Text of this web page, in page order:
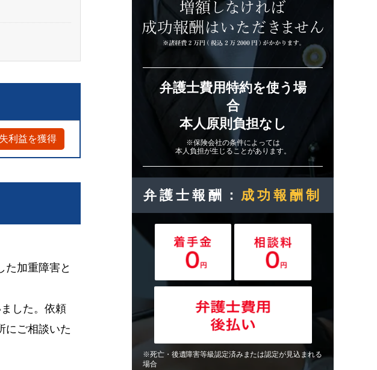
利益を獲得
た加重障害と
した。依頼
にご相談いた
弁護士費用特約を使う場
合
本人原則負担なし
※保険会社の条件によっては
本人負担が生じることがあります。
弁護士報酬： 成功報酬制
※死亡・後遺障害等級認定済みまたは認定が見込まれる
場合